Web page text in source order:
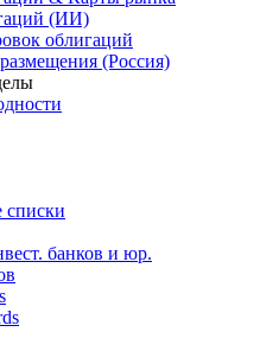
(ИИ)
облигаций
(Россия)
банков и юр.